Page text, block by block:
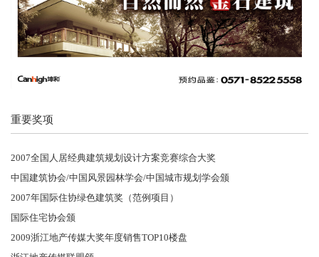
重要奖项
2007全国人居经典建筑规划设计方案竞赛综合大奖
中国建筑协会/中国风景园林学会/中国城市规划学会颁
2007年国际住协绿色建筑奖（范例项目）
国际住宅协会颁
2009浙江地产传媒大奖年度销售TOP10楼盘